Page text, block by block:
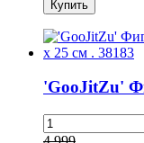
'GooJitZu'